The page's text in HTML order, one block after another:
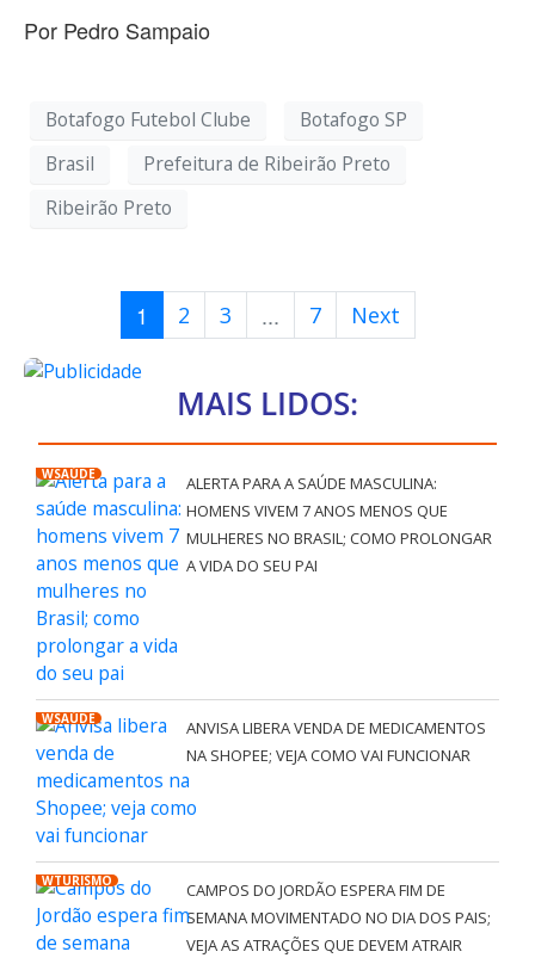
Por Pedro Sampaio
Botafogo Futebol Clube
Botafogo SP
Brasil
Prefeitura de Ribeirão Preto
Ribeirão Preto
1 2 3 ... 7 Next
MAIS LIDOS:
WSAÚDE
ALERTA PARA A SAÚDE MASCULINA:
HOMENS VIVEM 7 ANOS MENOS QUE
MULHERES NO BRASIL; COMO PROLONGAR
A VIDA DO SEU PAI
WSAÚDE
ANVISA LIBERA VENDA DE MEDICAMENTOS
NA SHOPEE; VEJA COMO VAI FUNCIONAR
WTURISMO
CAMPOS DO JORDÃO ESPERA FIM DE
SEMANA MOVIMENTADO NO DIA DOS PAIS;
VEJA AS ATRAÇÕES QUE DEVEM ATRAIR